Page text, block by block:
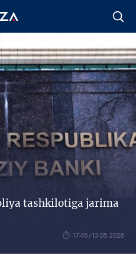
tashkilotiga jarima
17:45 / 13.05.2026